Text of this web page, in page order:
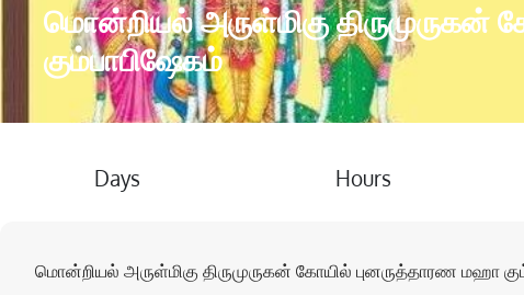
மொன்றியல் அருள்மிகு
கும்பாபிஷேகம்
Days Hours
மொன்றியல் அருள்மிகு திருமுருகன் கோயில் புனருத்தாரண மஹா